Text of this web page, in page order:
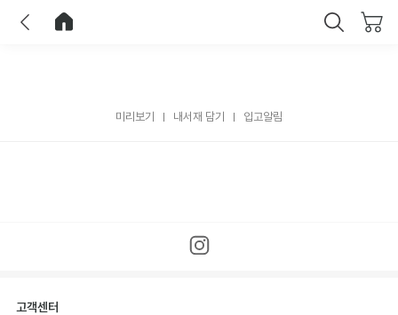
미리보기 내서재 담기 입고알림
고객센터